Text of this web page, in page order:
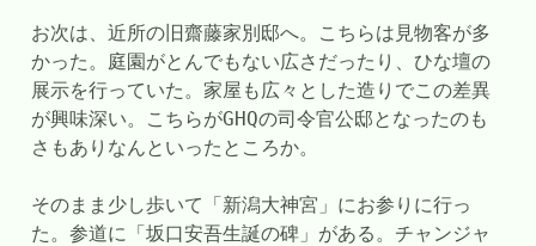
お次は、近所の旧齋藤家別邸へ。こちらは見物客が多
かった。庭園がとんでもない広さだったり、ひな壇の
展示を行っていた。家屋も広々とした造りでこの差異
が興味深い。こちらがGHQの司令官公邸となったのも
さもありなんといったところか。
そのまま少し歩いて「新潟大神宮」にお参りに行っ
た。参道に「坂口安吾生誕の碑」がある。チャンジャ